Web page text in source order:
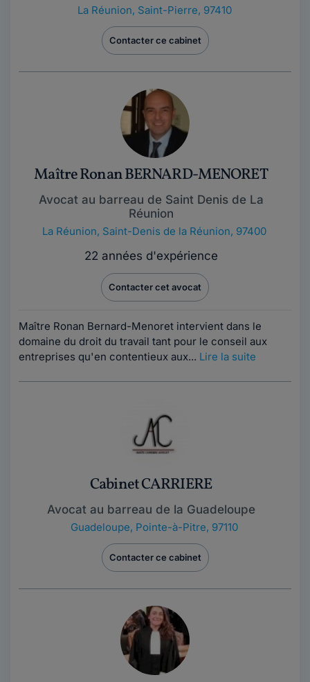
La Réunion, Saint-Pierre, 97410
Contacter ce cabinet
Maître Ronan BERNARD-MENORET
Avocat au barreau de Saint Denis de La
Réunion
La Réunion, Saint-Denis de la Réunion, 97400
22 années d'expérience
Contacter cet avocat
Maître Ronan Bernard-Menoret intervient dans le
domaine du droit du travail tant pour le conseil aux
entreprises qu'en contentieux aux... Lire la suite
Cabinet CARRIERE
Avocat au barreau de la Guadeloupe
Guadeloupe, Pointe-à-Pitre, 97110
Contacter ce cabinet